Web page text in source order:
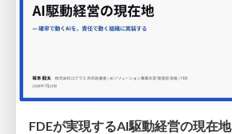
FDEが実現するAI駆動経営の現在地